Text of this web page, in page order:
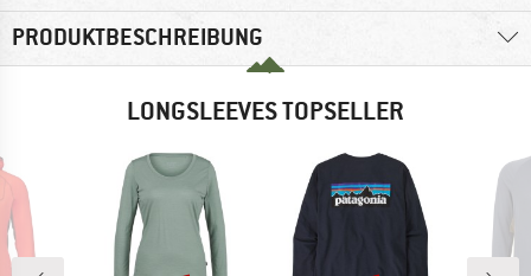
PRODUKTBESCHREIBUNG
LONGSLEEVES TOPSELLER